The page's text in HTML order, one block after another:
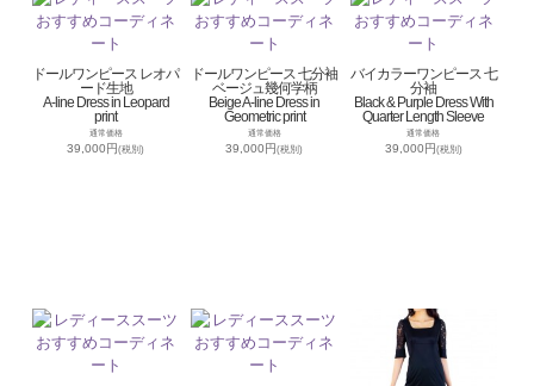
ドールワンピース レオパ
ード生地
A-line Dress in Leopard
print
通常価格
39,000円(税別)
ドールワンピース 七分袖
ベージュ幾何学柄
Beige A-line Dress in
Geometric print
通常価格
39,000円(税別)
バイカラーワンピース 七
分袖
Black & Purple Dress With
Quarter Length Sleeve
通常価格
39,000円(税別)